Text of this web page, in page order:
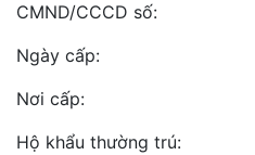
CMND/CCCD số:
Ngày cấp:
Nơi cấp:
Hộ khẩu thường trú: